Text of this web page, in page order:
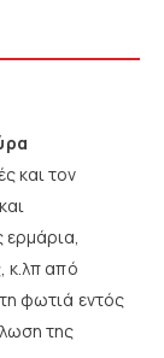
και τον
κ.λπ από
φωτιά εντός
της